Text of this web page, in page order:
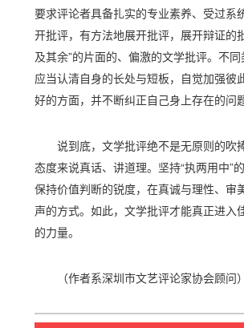
要求评论者具备扎实的专业素养、受过
开批评，有方法地展开批评，展开辩证的
及其余”的片面的、偏激的文学批评。不
应当认清自身的长处与短板，自觉加强
好的方面，并不断纠正自己身上存在的问题
说到底，文学批评绝不是无原则的吹
态度来说真话、讲道理。坚持“执两用中”
保持价值判断的锐度，在真诚与理性、审
声的方式。如此，文学批评才能真正进
的力量。
（作者系深圳市文艺评论家协会顾问）